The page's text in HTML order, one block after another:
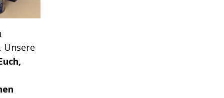
Unsere